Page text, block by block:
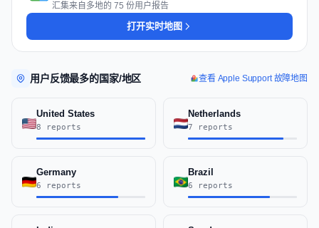
汇集来自多地的 75 份用户报告
打开实时地图
用户反馈最多的国家/地区 查看 Apple Support 故障地图
United States
8 reports
Netherlands
7 reports
Germany
6 reports
Brazil
6 reports